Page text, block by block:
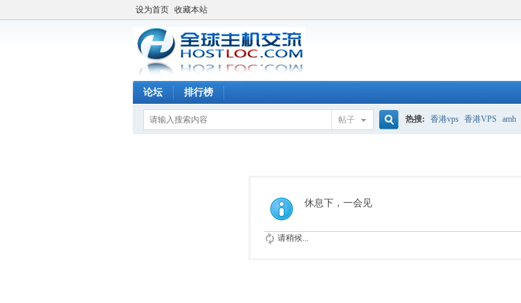
设为首页 收藏本站
论坛 排行榜
帖子 热搜: 香港vps 香港VPS amh
休息下，一会见
请稍候...